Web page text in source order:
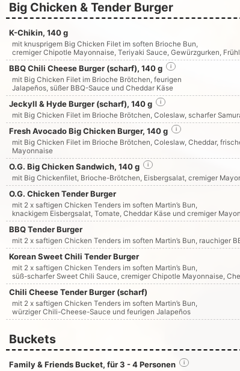
Big Chicken & Tender Burger
K-Chikin, 140 g
mit knusprigem Big Chicken Filet im soften Brioche Bun,
cremiger Chipotle Mayonnaise, Teriyaki Sauce, Gewürzgurken,
BBQ Chili Cheese Burger (scharf), 140 g i
mit Big Chicken Filet im Brioche Brötchen, feurigen
Jalapeños, süßer BBQ-Sauce und Cheddar Käse
Jeckyll & Hyde Burger (scharf), 140 g i
mit Big Chicken Filet im Brioche Brötchen, Coleslaw, scharfer
Fresh Avocado Big Chicken Burger, 140 g i
mit Big Chicken Filet im Brioche Brötchen, Coleslaw, Cheddar,
Mayonnaise
O.G. Big Chicken Sandwich, 140 g i
mit Big Chickenfilet, Brioche-Brötchen, Eisbergsalat, cremiger
O.G. Chicken Tender Burger
mit 2 x saftigen Chicken Tenders im soften Martin’s Bun,
knackigem Eisbergsalat, Tomate, Cheddar Käse und cremiger
BBQ Tender Burger
mit 2 x saftigen Chicken Tenders im soften Martin’s Bun, rauchiger
Korean Sweet Chili Tender Burger
mit 2 x saftigen Chicken Tenders im soften Martin’s Bun,
süß-scharfer Sweet Chili Sauce, cremiger Chipotle Mayonnaise,
Chili Cheese Tender Burger (scharf)
mit 2 x saftigen Chicken Tenders im soften Martin’s Bun,
würziger Chili-Cheese-Sauce und feurigen Jalapeños
Buckets
Family & Friends Bucket, für 3 - 4 Personen i